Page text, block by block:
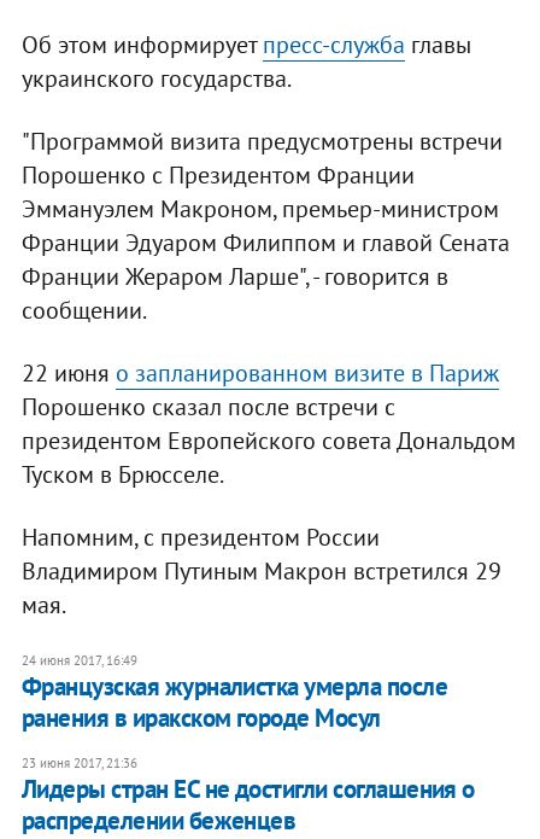
Об этом информируетпресс-служба главы
украинского государства.
"Программой визита предусмотрены встречи
Порошенко с Президентом Франции
Эммануэлем Макроном, премьер-министром
Франции Эдуаром Филиппом и главой Сената
Франции Жераром Ларше", - говорится в
сообщении.
22 июня о запланированном визите в Париж
Порошенко сказал после встречи с
президентом Европейского совета Дональдом
Туском в Брюсселе.
Напомним, с президентом России
Владимиром Путиным Макрон встретился 29
мая.
24 июня 2017, 16:49
Французская журналистка умерла после
ранения в иракском городе Мосул
23 июня 2017, 21:36
Лидеры стран ЕС не достигли соглашения о
распределении беженцев